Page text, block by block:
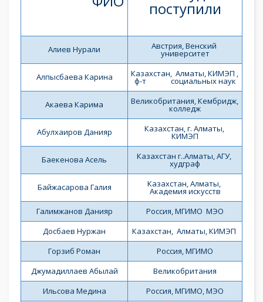
поступили
Алиев Нурали Австрия, Венский
университет
Алпысбаева Карина Казахстан,  Алматы, КИМЭП ,
ф-т              социальных наук
Акаева Карима Великобритания, Кембридж,
колледж
Абулхаиров Данияр Казахстан, г. Алматы,
КИМЭП
Баекенова Асель Казахстан г..Алматы, АГУ,
худграф
Байжасарова Галия Казахстан, Алматы,
Академия искусств
Галимжанов Данияр
Россия, МГИМО  МЭО
Досбаев Нуржан
Казахстан,  Алматы, КИМЭП
Горзиб Роман
Россия, МГИМО
Джумадиллаев Абылай
Великобритания
Ильсова Медина
Россия, МГИМО, МЭО